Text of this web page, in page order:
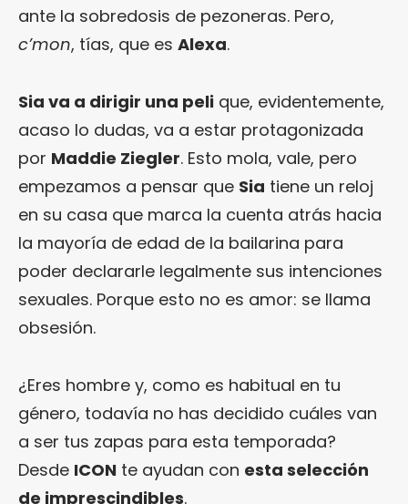
ante la sobredosis de pezoneras. Pero,
c’mon, tías, que es Alexa.
Sia va a dirigir una peli que, evidentemente,
acaso lo dudas, va a estar protagonizada
por Maddie Ziegler. Esto mola, vale, pero
empezamos a pensar que Sia tiene un reloj
en su casa que marca la cuenta atrás hacia
la mayoría de edad de la bailarina para
poder declararle legalmente sus intenciones
sexuales. Porque esto no es amor: se llama
obsesión.
¿Eres hombre y, como es habitual en tu
género, todavía no has decidido cuáles van
a ser tus zapas para esta temporada?
Desde ICON te ayudan con esta selección
de imprescindibles.